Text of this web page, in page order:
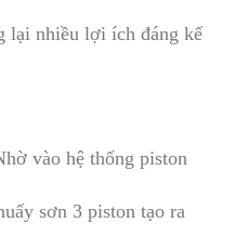
lại nhiều lợi ích đáng kể
vào hệ thống piston
sơn 3 piston tạo ra